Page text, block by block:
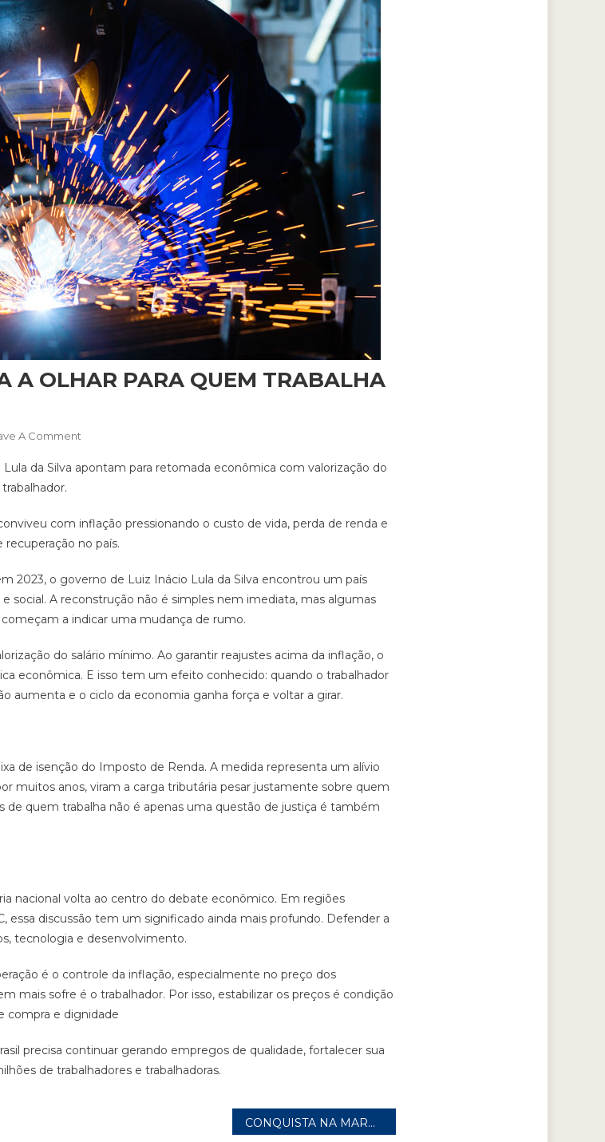
A OLHAR PARA QUEM TRABALHA
A Comment
da Silva apontam para retomada econômica com valorização do
com inflação pressionando o custo de vida, perda de renda e
no país.
2023, o governo de Luiz Inácio Lula da Silva encontrou um país
social. A reconstrução não é simples nem imediata, mas algumas
a indicar uma mudança de rumo.
do salário mínimo. Ao garantir reajustes acima da inflação, o
econômica. E isso tem um efeito conhecido: quando o trabalhador
aumenta e o ciclo da economia ganha força e voltar a girar.
de isenção do Imposto de Renda. A medida representa um alívio
muitos anos, viram a carga tributária pesar justamente sobre quem
de quem trabalha não é apenas uma questão de justiça é também
nacional volta ao centro do debate econômico. Em regiões
essa discussão tem um significado ainda mais profundo. Defender a
tecnologia e desenvolvimento.
é o controle da inflação, especialmente no preço dos
mais sofre é o trabalhador. Por isso, estabilizar os preços é condição
compra e dignidade
precisa continuar gerando empregos de qualidade, fortalecer sua
de trabalhadores e trabalhadoras.
CONQUISTA NA MARELLI! TRABALHADORES APROVAM PLR DE R$ 8.300,00